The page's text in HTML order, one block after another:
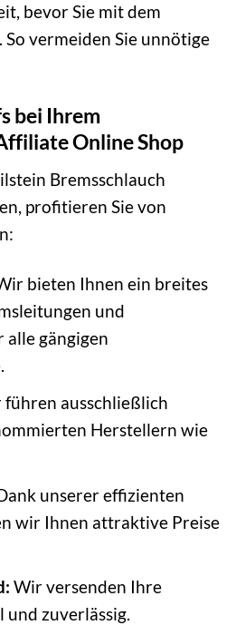
bevor Sie mit dem
vermeiden Sie unnötige
bei Ihrem
Online Shop
Bremsschlauch
profitieren Sie von
bieten Ihnen ein breites
und
alle gängigen
ausschließlich
Herstellern wie
unserer effizienten
wir Ihnen attraktive Preise
Wir versenden Ihre
und zuverlässig.